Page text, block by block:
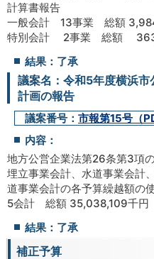
計算書報告
一般会計 13事業 総額
特別会計 2事業 総額
結果：了承
議案名：令和5年度横浜
計画の報告
議案番号： 市報第15号（
内容：
地方公営企業法第26条第3項
埋立事業会計、水道事業会計
道事業会計の各予算繰越額の
5会計 総額 35,038,109千円
結果：了承
補正予算